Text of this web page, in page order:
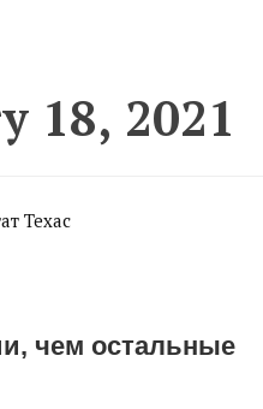
18, 2021
Техас
чем остальные